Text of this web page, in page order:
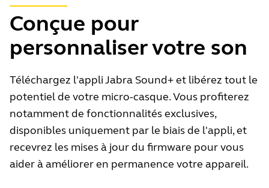
Conçue pour
personnaliser votre son
Téléchargez l'appli Jabra Sound+ et libérez tout le
potentiel de votre micro-casque. Vous profiterez
notamment de fonctionnalités exclusives,
disponibles uniquement par le biais de l'appli, et
recevrez les mises à jour du firmware pour vous
aider à améliorer en permanence votre appareil.